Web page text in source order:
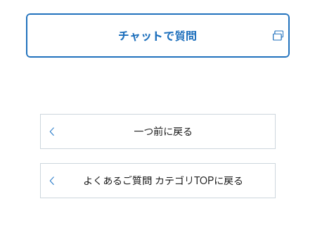
チャットで質問
一つ前に戻る
よくあるご質問 カテゴリTOPに戻る